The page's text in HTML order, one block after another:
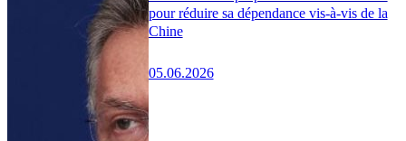
pour réduire sa dépendance vis-à-vis de la
Chine
05.06.2026